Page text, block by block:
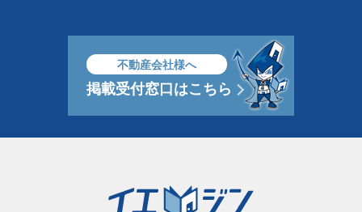
不動産会社様へ
掲載受付窓口はこちら